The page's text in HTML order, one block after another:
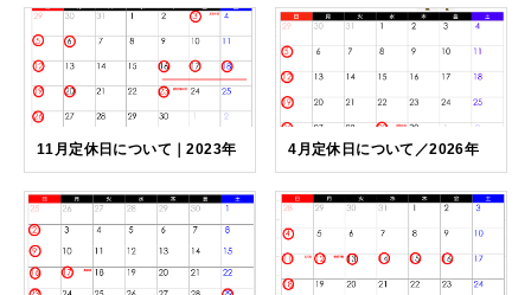
11月定休日について｜2023年 4月定休日について／2026年